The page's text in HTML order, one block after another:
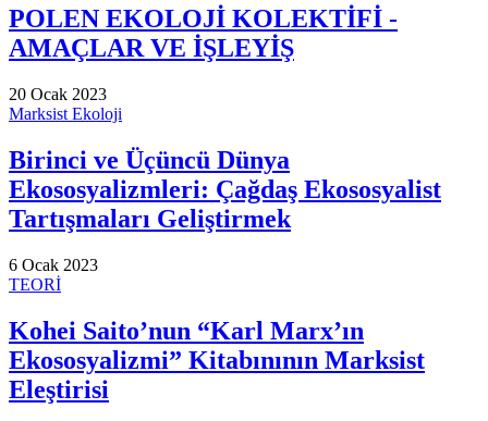
POLEN EKOLOJİ KOLEKTİFİ -
AMAÇLAR VE İŞLEYİŞ
20 Ocak 2023
Marksist Ekoloji
Birinci ve Üçüncü Dünya
Ekososyalizmleri: Çağdaş Ekososyalist
Tartışmaları Geliştirmek
6 Ocak 2023
TEORİ
Kohei Saito’nun “Karl Marx’ın
Ekososyalizmi” Kitabınının Marksist
Eleştirisi